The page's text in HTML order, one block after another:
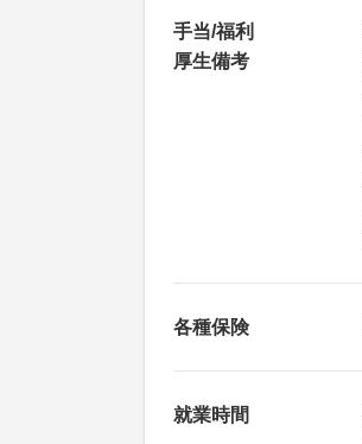
手当/福利
厚生備考
各種保険
就業時間